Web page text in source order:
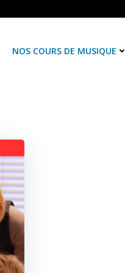
NOS COURS DE MUSIQUE